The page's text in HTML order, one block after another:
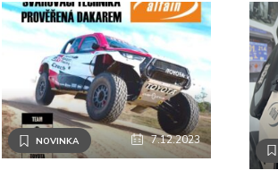
NOVINKA 7.12.2023